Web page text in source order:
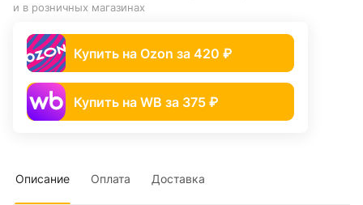
и в розничных магазинах
Купить на Ozon за 420 ₽
Купить на WB за 375 ₽
Описание Оплата Доставка